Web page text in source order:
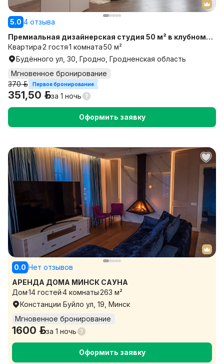
5.0 4 отзыва
Премиальная дизайнерская студия 50 м² в клубном
до
Квартира2 гостя1 комната50 м²
Будённого ул, 30, Гродно, Гродненская область
Мгновенное бронирование
370 р.
Первое бронирование
351,50 р.за 1 ночь
Оформить заявку
0.0 Нет отзывов
АРЕНДА ДОМА МИНСК САУНА
Дом14 гостей4 комнаты263 м²
Констанции Буйло ул, 19, Минск
Мгновенное бронирование
1600 р.за 1 ночь
Оформить заявку